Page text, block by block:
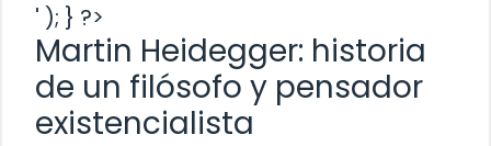
' ); } ?>
Martin Heidegger: historia
de un filósofo y pensador
existencialista